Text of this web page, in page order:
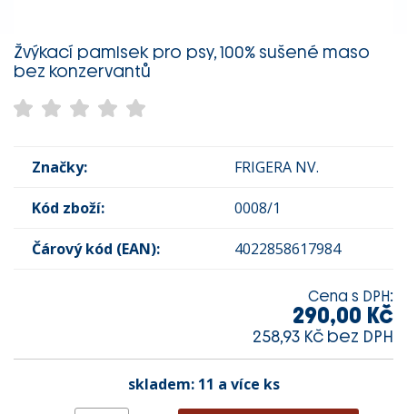
Žvýkací pamlsek pro psy, 100% sušené maso
bez konzervantů
Značky: FRIGERA NV.
Kód zboží: 0008/1
Čárový kód (EAN): 4022858617984
Cena s DPH:
290,00 Kč
258,93 Kč bez DPH
skladem: 11 a více ks